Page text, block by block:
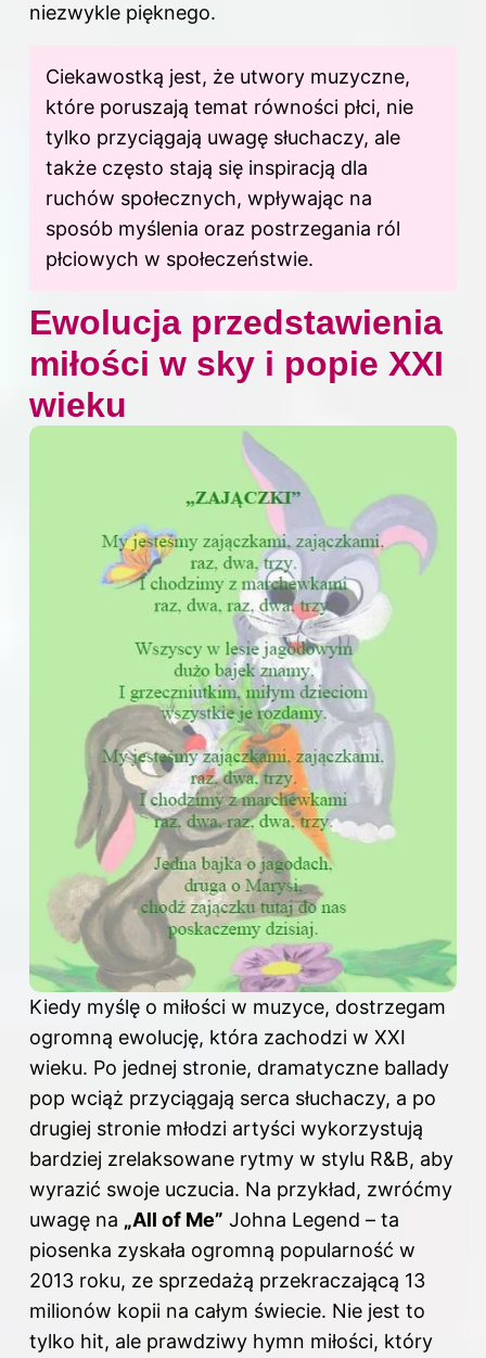
niezwykle pięknego.
Ciekawostką jest, że utwory muzyczne,
które poruszają temat równości płci, nie
tylko przyciągają uwagę słuchaczy, ale
także często stają się inspiracją dla
ruchów społecznych, wpływając na
sposób myślenia oraz postrzegania ról
płciowych w społeczeństwie.
Ewolucja przedstawienia
miłości w sky i popie XXI
wieku
Kiedy myślę o miłości w muzyce, dostrzegam
ogromną ewolucję, która zachodzi w XXI
wieku. Po jednej stronie, dramatyczne ballady
pop wciąż przyciągają serca słuchaczy, a po
drugiej stronie młodzi artyści wykorzystują
bardziej zrelaksowane rytmy w stylu R&B, aby
wyrazić swoje uczucia. Na przykład, zwróćmy
uwagę na „All of Me” Johna Legend – ta
piosenka zyskała ogromną popularność w
2013 roku, ze sprzedażą przekraczającą 13
milionów kopii na całym świecie. Nie jest to
tylko hit, ale prawdziwy hymn miłości, który